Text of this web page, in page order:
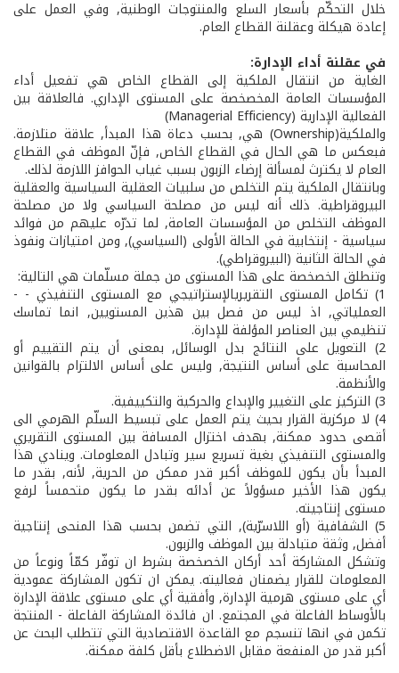
خلال التحكّم بأسعار السلع والمنتوجات الوطنية, وفي العمل على
إعادة هيكلة وعقلنة القطاع العام.
في عقلنة أداء الإدارة:
الغاية من انتقال الملكية إلى القطاع الخاص هي تفعيل أداء
المؤسسات العامة المخصخصة على المستوى الإداري. فالعلاقة بين
الفعالية الإدارية (Managerial Efficiency)
والملكية(Ownership) هي, بحسب دعاة هذا المبدأ, علاقة متلازمة.
فبعكس ما هي الحال في القطاع الخاص, فإنّ الموظف في القطاع
العام لا يكترث لمسألة إرضاء الزبون بسبب غياب الحوافز اللازمة لذلك.
وبانتقال الملكية يتم التخلص من سلبيات العقلية السياسية والعقلية
البيروقراطية. ذلك أنه ليس من مصلحة السياسي ولا من مصلحة
الموظف التخلص من المؤسسات العامة, لما تدرّه عليهم من فوائد
سياسية - ­إنتخابية في الحالة الأولى (السياسي), ومن امتيازات ونفوذ
في الحالة الثانية (البيروقراطي).
وتنطلق الخصخصة على هذا المستوى من جملة مسلّمات هي التالية:
1) تكامل المستوى التقريري­الإستراتيجي مع المستوى التنفيذي - ­
العملياتي, اذ ليس من فصل بين هذين المستويين, انما تماسك
تنظيمي بين العناصر المؤلفة للإدارة.
2) التعويل على النتائج بدل الوسائل, بمعنى أن يتم التقييم أو
المحاسبة على أساس النتيجة, وليس على أساس الالتزام بالقوانين
والأنظمة.
3) التركيز على التغيير والإبداع والحركية والتكييفية.
4) لا مركزية القرار بحيث يتم العمل على تبسيط السلّم الهرمي الى
أقصى حدود ممكنة, بهدف اختزال المسافة بين المستوى التقريري
والمستوى التنفيذي بغية تسريع سير وتبادل المعلومات. وينادي هذا
المبدأ بأن يكون للموظف أكبر قدر ممكن من الحرية, لأنه, بقدر ما
يكون هذا الأخير مسؤولاً عن أدائه بقدر ما يكون متحمساً لرفع
مستوى إنتاجيته.
5) الشفافية (أو اللاسرّية), التي تضمن بحسب هذا المنحى إنتاجية
أفضل, وثقة متبادلة بين الموظف والزبون.
وتشكل المشاركة أحد أركان الخصخصة بشرط ان توفّر كمّاً ونوعاً من
المعلومات للقرار يضمنان فعاليته. يمكن ان تكون المشاركة عمودية
أي على مستوى هرمية الإدارة, وأفقية أي على مستوى علاقة الإدارة
بالأوساط الفاعلة في المجتمع. ان فائدة المشاركة الفاعلة - ­المنتجة
تكمن في انها تنسجم مع القاعدة الاقتصادية التي تتطلب البحث عن
أكبر قدر من المنفعة مقابل الاضطلاع بأقل كلفة ممكنة.